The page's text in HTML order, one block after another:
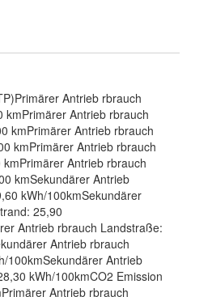
Antrieb rbrauch
kmPrimärer Antrieb rbrauch
kmPrimärer Antrieb rbrauch
kmPrimärer Antrieb rbrauch
Antrieb rbrauch
kmSekundärer Antrieb
kWh/100kmSekundärer
25,90
Antrieb rbrauch Landstraße:
Antrieb rbrauch
100kmSekundärer Antrieb
kWh/100kmCO2 Emission
Antrieb rbrauch